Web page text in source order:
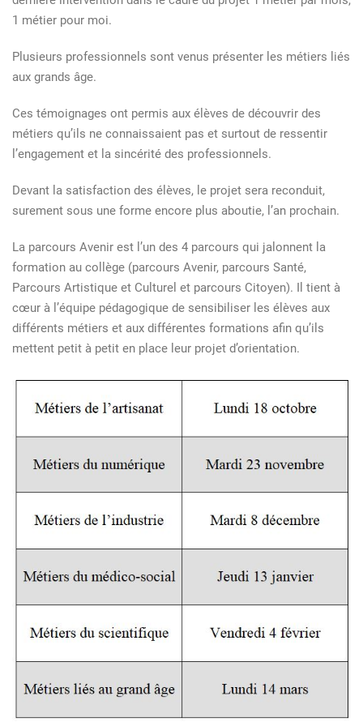
1 métier pour moi.
Plusieurs professionnels sont venus présenter les métiers liés
aux grands âge.
Ces témoignages ont permis aux élèves de découvrir des
métiers qu’ils ne connaissaient pas et surtout de ressentir
l’engagement et la sincérité des professionnels.
Devant la satisfaction des élèves, le projet sera reconduit,
surement sous une forme encore plus aboutie, l’an prochain.
La parcours Avenir est l’un des 4 parcours qui jalonnent la
formation au collège (parcours Avenir, parcours Santé,
Parcours Artistique et Culturel et parcours Citoyen). Il tient à
cœur à l’équipe pédagogique de sensibiliser les élèves aux
différents métiers et aux différentes formations afin qu’ils
mettent petit à petit en place leur projet d’orientation.